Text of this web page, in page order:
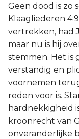
Geen dood is zo
Klaagliederen
vertrekken, had
maar nu is hij
stemmen. Het is
verstandig en
voornemen
reden voor is.
hardnekkigheid
kroonrecht van
onveranderlijke